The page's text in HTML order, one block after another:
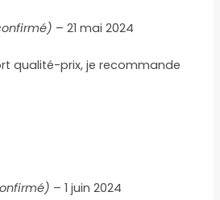
– 21 mai 2024
qualité-prix, je recommande
– 1 juin 2024